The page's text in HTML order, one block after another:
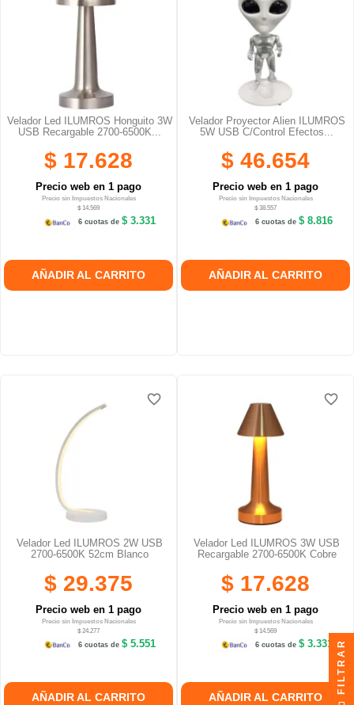
Velador Led ILUMROS Honguito 3W
USB Recargable 2700-6500K...
$ 17.628
Precio web en 1 pago
Precio sin Impuestos Nacionales
$ 14.569
6 cuotas de $ 3.331
AÑADIR AL CARRITO
Velador Proyector Alien ILUMROS
5W USB C/control Efectos...
$ 46.654
Precio web en 1 pago
Precio sin Impuestos Nacionales
$ 38.557
6 cuotas de $ 8.816
AÑADIR AL CARRITO
Velador Led ILUMROS 2W USB
2700-6500K 52cm Blanco
$ 29.375
Precio web en 1 pago
Precio sin Impuestos Nacionales
$ 24.277
6 cuotas de $ 5.551
AÑADIR AL CARRITO
favorite_border
favorite_border
favorite_border
Velador Led ILUMROS 3W USB
Recargable 2700-6500K Cobre
$ 17.628
Precio web en 1 pago
Precio sin Impuestos Nacionales
$ 14.569
6 cuotas de $ 3.331
AÑADIR AL CARRITO
favorite_border
favorite_border
favorite_border
FILTRAR